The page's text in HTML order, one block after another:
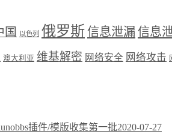
国 以色列 俄罗斯信息泄漏信息
澳大利亚 维基解密 网络安全 网络攻击
插件/模版收集第一批2020-07-27